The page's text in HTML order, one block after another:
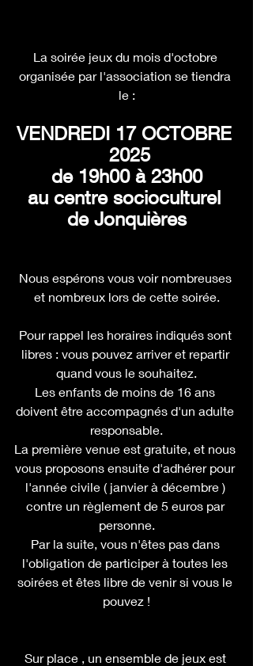
La soirée jeux du mois d'octobre
organisée par l'association se tiendra
le :
VENDREDI 17 OCTOBRE
2025
de 19h00 à 23h00
au centre socioculturel
de Jonquières
Nous espérons vous voir nombreuses
et nombreux lors de cette soirée.
Pour rappel les horaires indiqués sont
libres : vous pouvez arriver et repartir
quand vous le souhaitez.
Les enfants de moins de 16 ans
doivent être accompagnés d'un adulte
responsable.
La première venue est gratuite, et nous
vous proposons ensuite d'adhérer pour
l'année civile ( janvier à décembre )
contre un règlement de 5 euros par
personne.
Par la suite, vous n'êtes pas dans
l'obligation de participer à toutes les
soirées et êtes libre de venir si vous le
pouvez !
Sur place , un ensemble de jeux est